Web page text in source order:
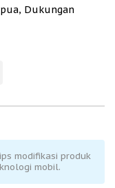
Dukungan
modifikasi produk
mobil.